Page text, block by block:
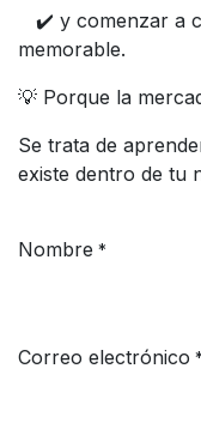
✔️ y comenzar a
memorable.
💡 Porque la
Se trata de
existe dentro de tu
Nombre *
Correo electrónico *